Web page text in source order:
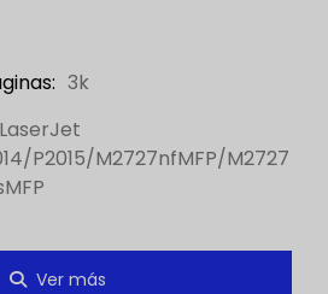
3k
P2015/M2727nfMFP/M2727
Ver más